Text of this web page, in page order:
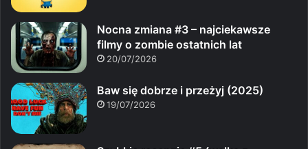
Nocna zmiana #3 – najciekawsze
filmy o zombie ostatnich lat
20/07/2026
Baw się dobrze i przeżyj (2025)
19/07/2026